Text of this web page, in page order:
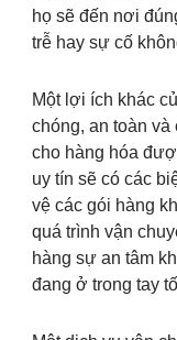
họ sẽ đến nơi
trễ hay sự cố
Một lợi ích khác
chóng, an toàn và
cho hàng hóa
uy tín sẽ có các
vệ các gói hàng
quá trình vận
hàng sự an tâm
đang ở trong tay